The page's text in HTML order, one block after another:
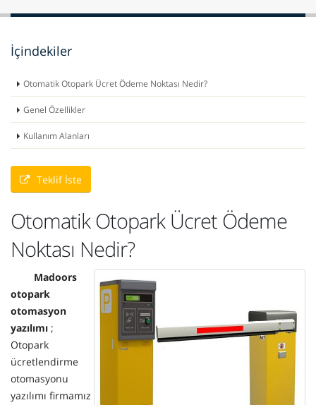
İçindekiler
Otomatik Otopark Ücret Ödeme Noktası Nedir?
Genel Özellikler
Kullanım Alanları
Teklif İste
Otomatik Otopark Ücret Ödeme
Noktası Nedir?
Madoors
otopark
otomasyon
yazılımı ;
Otopark
ücretlendirme
otomasyonu
yazılımı firmamız